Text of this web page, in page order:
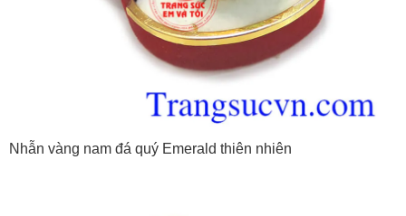
Nhẫn vàng nam đá quý Emerald thiên nhiên